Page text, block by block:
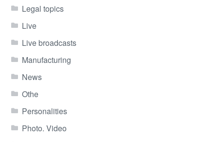
Legal topics
Live
Live broadcasts
Manufacturing
News
Othe
Personalities
Photo. Video